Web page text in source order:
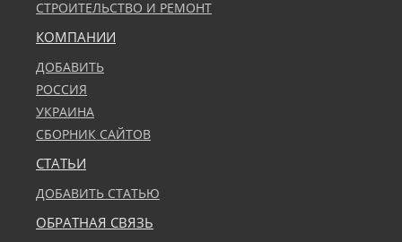
СТРОИТЕЛЬСТВО И РЕМОНТ
КОМПАНИИ
ДОБАВИТЬ
РОССИЯ
УКРАИНА
СБОРНИК САЙТОВ
СТАТЬИ
ДОБАВИТЬ СТАТЬЮ
ОБРАТНАЯ СВЯЗЬ